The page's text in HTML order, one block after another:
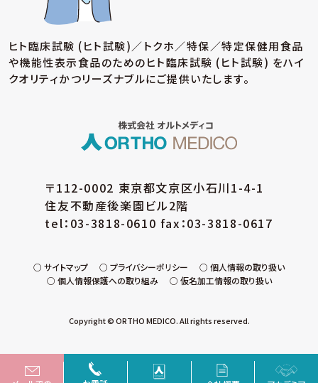
ヒト臨床試験 (ヒト試験)／トクホ／特保／特定保健用食品
や機能性表示食品のためのヒト臨床試験 (ヒト試験) をハイ
クオリティかつリーズナブルにご提供いたします。
〒112-0002 東京都文京区小石川1-4-1
住友不動産後楽園ビル2階
tel：03-3818-0610 fax：03-3818-0617
サイトマップ プライバシーポリシー
個人情報の取り扱い
個人情報保護への取り組み
仮名加工情報の取り扱い
Copyright © ORTHO MEDICO. All rights reserved.